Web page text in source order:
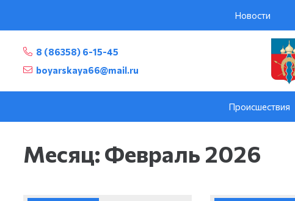
Новости
8 (86358) 6-15-45
boyarskaya66@mail.ru
Происшествия
Месяц:Февраль 2026